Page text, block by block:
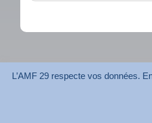
L’AMF 29 respecte vos données.